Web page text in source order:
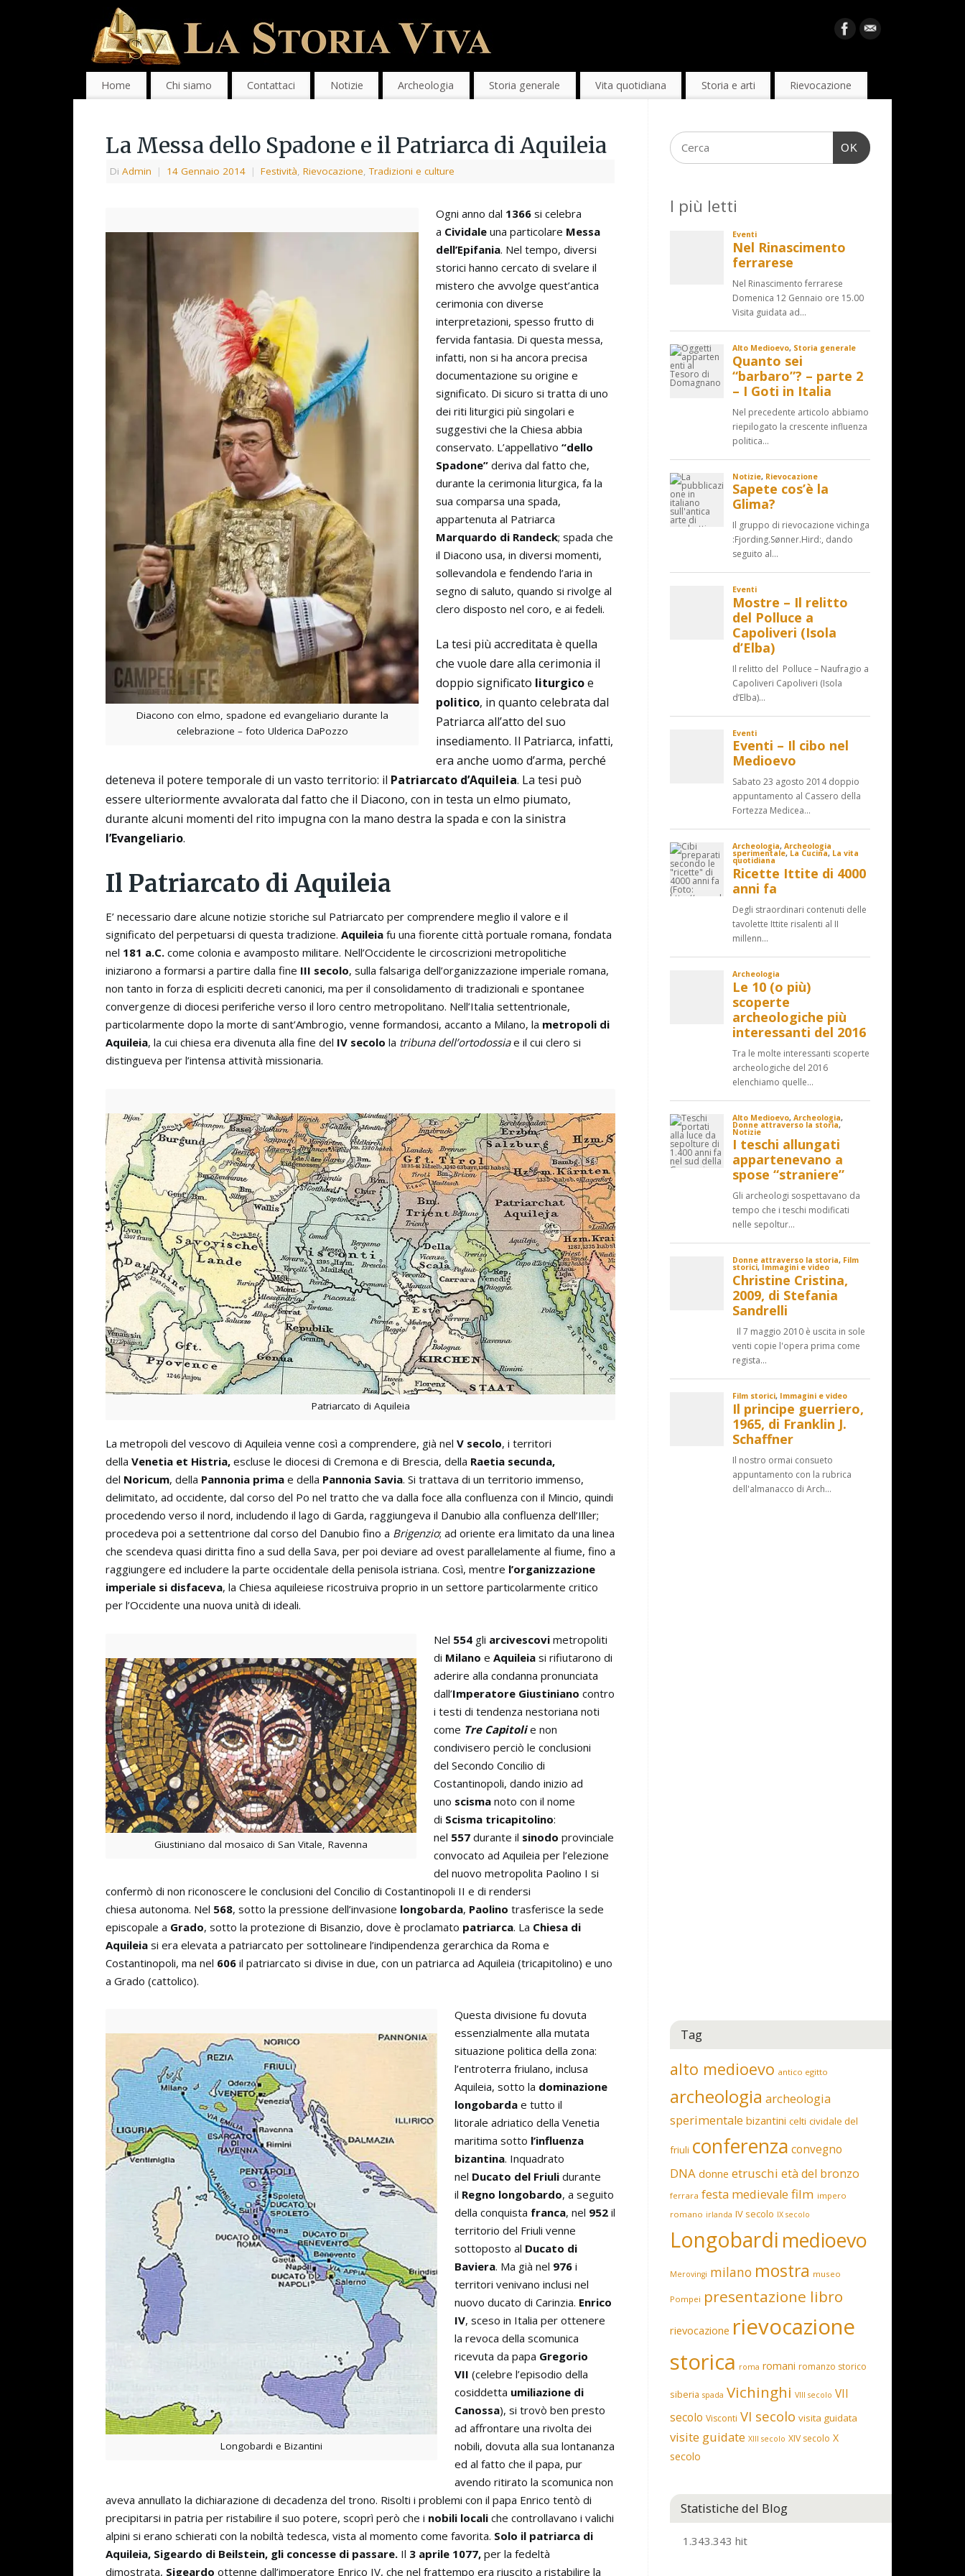
Home Chi siamo Contattaci Notizie Archeologia Storia generale Vita quotidiana Storia e arti Rievocazione
La Messa dello Spadone e il Patriarca di Aquileia
Di Admin | 14 Gennaio 2014 | Festività, Rievocazione,Tradizioni e culture
Diacono con elmo, spadone ed evangeliario durante la
celebrazione – foto Ulderica DaPozzo
Ogni anno dal 1366 si celebra
a Cividale una particolare Messa
dell’Epifania. Nel tempo, diversi
storici hanno cercato di svelare il
mistero che avvolge quest’antica
cerimonia con diverse
interpretazioni, spesso frutto di
fervida fantasia. Di questa messa,
infatti, non si ha ancora precisa
documentazione su origine e
significato. Di sicuro si tratta di uno
dei riti liturgici più singolari e
suggestivi che la Chiesa abbia
conservato. L’appellativo “dello
Spadone” deriva dal fatto che,
durante la cerimonia liturgica, fa la
sua comparsa una spada,
appartenuta al Patriarca
Marquardo di Randeck; spada che
il Diacono usa, in diversi momenti,
sollevandola e fendendo l’aria in
segno di saluto, quando si rivolge al
clero disposto nel coro, e ai fedeli.
La tesi più accreditata è quella
che vuole dare alla cerimonia il
doppio significato liturgicoe
politico, in quanto celebrata dal
Patriarca all’atto del suo
insediamento. Il Patriarca, infatti,
era anche uomo d’arma, perché
deteneva il potere temporale di un vasto territorio: il Patriarcato d’Aquileia. La tesi può
essere ulteriormente avvalorata dal fatto che il Diacono, con in testa un elmo piumato,
durante alcuni momenti del rito impugna con la mano destra la spada e con la sinistra
l’Evangeliario.
Il Patriarcato di Aquileia
E’ necessario dare alcune notizie storiche sul Patriarcato per comprendere meglio il valore e il
significato del perpetuarsi di questa tradizione. Aquileia fu una fiorente città portuale romana, fondata
nel 181 a.C. come colonia e avamposto militare. Nell’Occidente le circoscrizioni metropolitiche
iniziarono a formarsi a partire dalla fine III secolo, sulla falsariga dell’organizzazione imperiale romana,
non tanto in forza di espliciti decreti canonici, ma per il consolidamento di tradizionali e spontanee
convergenze di diocesi periferiche verso il loro centro metropolitano. Nell’Italia settentrionale,
particolarmente dopo la morte di sant’Ambrogio, venne formandosi, accanto a Milano, la metropoli di
Aquileia, la cui chiesa era divenuta alla fine del IV secolo la tribuna dell’ortodossiae il cui clero si
distingueva per l’intensa attività missionaria.
Patriarcato di Aquileia
La metropoli del vescovo di Aquileia venne così a comprendere, già nel V secolo, i territori
della Venetia et Histria, escluse le diocesi di Cremona e di Brescia, della Raetia secunda,
del Noricum, della Pannonia prima e della Pannonia Savia. Si trattava di un territorio immenso,
delimitato, ad occidente, dal corso del Po nel tratto che va dalla foce alla confluenza con il Mincio, quindi
procedendo verso il nord, includendo il lago di Garda, raggiungeva il Danubio alla confluenza dell’Iller;
procedeva poi a settentrione dal corso del Danubio fino a Brigenzio; ad oriente era limitato da una linea
che scendeva quasi diritta fino a sud della Sava, per poi deviare ad ovest parallelamente al fiume, fino a
raggiungere ed includere la parte occidentale della penisola istriana. Così, mentre l’organizzazione
imperiale si disfaceva, la Chiesa aquileiese ricostruiva proprio in un settore particolarmente critico
per l’Occidente una nuova unità di ideali.
Giustiniano dal mosaico di San Vitale, Ravenna
Nel 554 gli arcivescovi metropoliti
di Milano e Aquileia si rifiutarono di
aderire alla condanna pronunciata
dall’Imperatore Giustiniano contro
i testi di tendenza nestoriana noti
come Tre Capitolie non
condivisero perciò le conclusioni
del Secondo Concilio di
Costantinopoli, dando inizio ad
uno scisma noto con il nome
di Scisma tricapitolino:
nel 557 durante il sinodo provinciale
convocato ad Aquileia per l’elezione
del nuovo metropolita Paolino I si
confermò di non riconoscere le conclusioni del Concilio di Costantinopoli II e di rendersi
chiesa autonoma. Nel 568, sotto la pressione dell’invasione longobarda, Paolino trasferisce la sede
episcopale a Grado, sotto la protezione di Bisanzio, dove è proclamato patriarca. La Chiesa di
Aquileia si era elevata a patriarcato per sottolineare l’indipendenza gerarchica da Roma e
Costantinopoli, ma nel 606 il patriarcato si divise in due, con un patriarca ad Aquileia (tricapitolino) e uno
a Grado (cattolico).
Longobardi e Bizantini
Questa divisione fu dovuta
essenzialmente alla mutata
situazione politica della zona:
l’entroterra friulano, inclusa
Aquileia, sotto la dominazione
longobarda e tutto il
litorale adriatico della Venetia
maritima sotto l’influenza
bizantina. Inquadrato
nel Ducato del Friuli durante
il Regno longobardo, a seguito
della conquista franca, nel 952 il
territorio del Friuli venne
sottoposto al Ducato di
Baviera. Ma già nel 976 i
territori venivano inclusi nel
nuovo ducato di Carinzia. Enrico
IV, sceso in Italia per ottenere
la revoca della scomunica
ricevuta da papa Gregorio
VII (celebre l’episodio della
cosiddetta umiliazione di
Canossa), si trovò ben presto
ad affrontare una rivolta dei
nobili, dovuta alla sua lontananza
ed al fatto che il papa, pur
avendo ritirato la scomunica non
aveva annullato la dichiarazione di decadenza del trono. Risolti i problemi con il papa Enrico tentò di
precipitarsi in patria per ristabilire il suo potere, scoprì però che i nobili locali che controllavano i valichi
alpini si erano schierati con la nobiltà tedesca, vista al momento come favorita. Solo il patriarca di
Aquileia, Sigeardo di Beilstein, gli concesse di passare. Il 3 aprile 1077, per la fedeltà
dimostrata, Sigeardo ottenne dall’imperatore Enrico IV, che nel frattempo era riuscito a ristabilire la
OK
I più letti
Tag
alto medioevo antico egitto
archeologia archeologia
sperimentale bizantini celti cividale del
friuli conferenza convegno
DNA donne etruschi età del bronzo
ferrara festa medievale film impero
romano irlanda IV secolo IX secolo
Longobardi medioevo
Merovingi milano mostra museo
Pompei presentazione libro
rievocazione rievocazione
storica roma romani romanzo storico
siberia spada Vichinghi VIII secolo VII
secolo Visconti VI secolo visita guidata
visite guidate XIII secolo XIV secolo X
secolo
Statistiche del Blog
1.343.343 hit